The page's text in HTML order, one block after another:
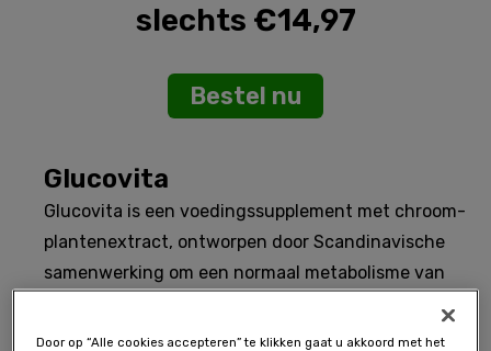
slechts €14,97
Bestel nu
Glucovita
Glucovita is een voedingssupplement met chroom-
plantenextract, ontworpen door Scandinavische
samenwerking om een normaal metabolisme van
ondersteunen.
Door op “Alle cookies accepteren” te klikken gaat u akkoord met het